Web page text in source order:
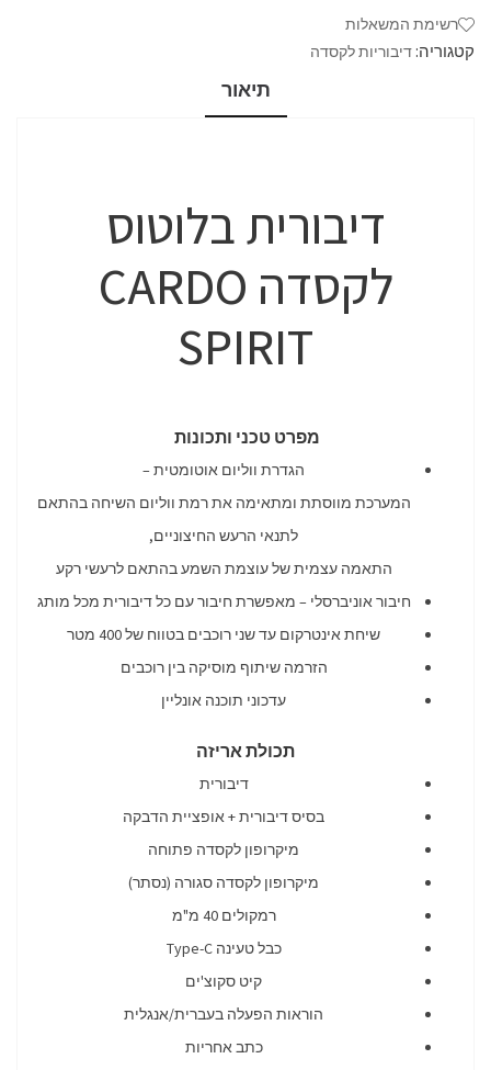
רשימת המשאלות
קטגוריה: דיבוריות לקסדה
תיאור
דיבורית בלוטוס
לקסדה CARDO
SPIRIT
מפרט טכני ותכונות
הגדרת ווליום אוטומטית –
המערכת מווסתת ומתאימה את רמת ווליום השיחה בהתאם
לתנאי הרעש החיצוניים,
התאמה עצמית של עוצמת השמע בהתאם לרעשי רקע
חיבור אוניברסלי – מאפשרת חיבור עם כל דיבורית מכל מותג
שיחת אינטרקום עד שני רוכבים בטווח של 400 מטר
הזרמה שיתוף מוסיקה בין רוכבים
עדכוני תוכנה אונליין
תכולת אריזה
דיבורית
בסיס דיבורית + אופציית הדבקה
מיקרופון לקסדה פתוחה
מיקרופון לקסדה סגורה (נסתר)
רמקולים 40 מ"מ
כבל טעינה Type-C
קיט סקוצ'ים
הוראות הפעלה בעברית/אנגלית
כתב אחריות